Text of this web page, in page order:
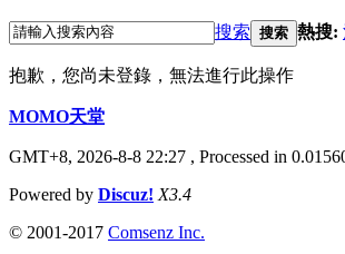
搜索 搜索 熱搜:
抱歉，您尚未登錄，無法進行此操作
MOMO天堂
GMT+8, 2026-8-8 22:27 , Processed in
Powered by Discuz! X3.4
© 2001-2017 Comsenz Inc.